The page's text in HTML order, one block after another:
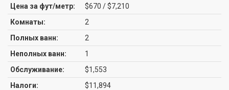
Цена за фут/метр:
$670 / $7,210
Комнаты:
2
Полных ванн:
2
Неполных ванн:
1
Обслуживание:
$1,553
Налоги:
$11,894